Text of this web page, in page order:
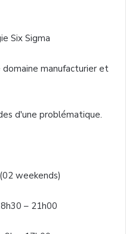
Six Sigma
domaine manufacturier et
d'une problématique.
(02 weekends)
– 21h00